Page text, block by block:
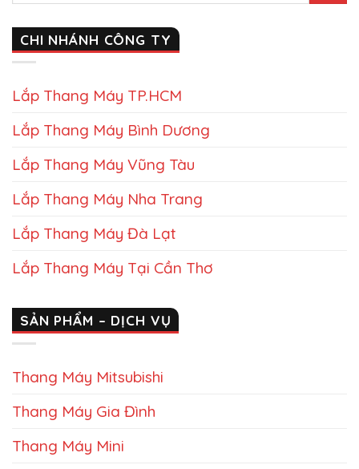
CHI NHÁNH CÔNG TY
Lắp Thang Máy TP.HCM
Lắp Thang Máy Bình Dương
Lắp Thang Máy Vũng Tàu
Lắp Thang Máy Nha Trang
Lắp Thang Máy Đà Lạt
Lắp Thang Máy Tại Cần Thơ
SẢN PHẨM – DỊCH VỤ
Thang Máy Mitsubishi
Thang Máy Gia Đình
Thang Máy Mini